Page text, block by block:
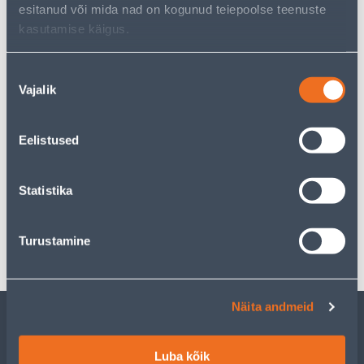
esitanud või mida nad on kogunud teiepoolse teenuste
kasutamise käigus.
valik
Vajalik
Eelistused
Statistika
Turustamine
Näita andmeid
Luba kõik
Courier service to home from 4,99 € from 2-5 tööpäeva
Description
Specification
Transport
CUSTOMER SERVICE